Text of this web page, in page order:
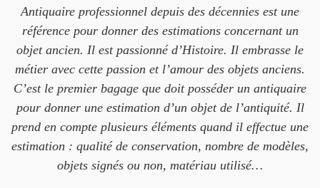
Antiquaire professionnel depuis des décennies est une
référence pour donner des estimations concernant un
objet ancien. Il est passionné d’Histoire. Il embrasse le
métier avec cette passion et l’amour des objets anciens.
C’est le premier bagage que doit posséder un antiquaire
pour donner une estimation d’un objet de l’antiquité. Il
prend en compte plusieurs éléments quand il effectue une
estimation : qualité de conservation, nombre de modèles,
objets signés ou non, matériau utilisé…